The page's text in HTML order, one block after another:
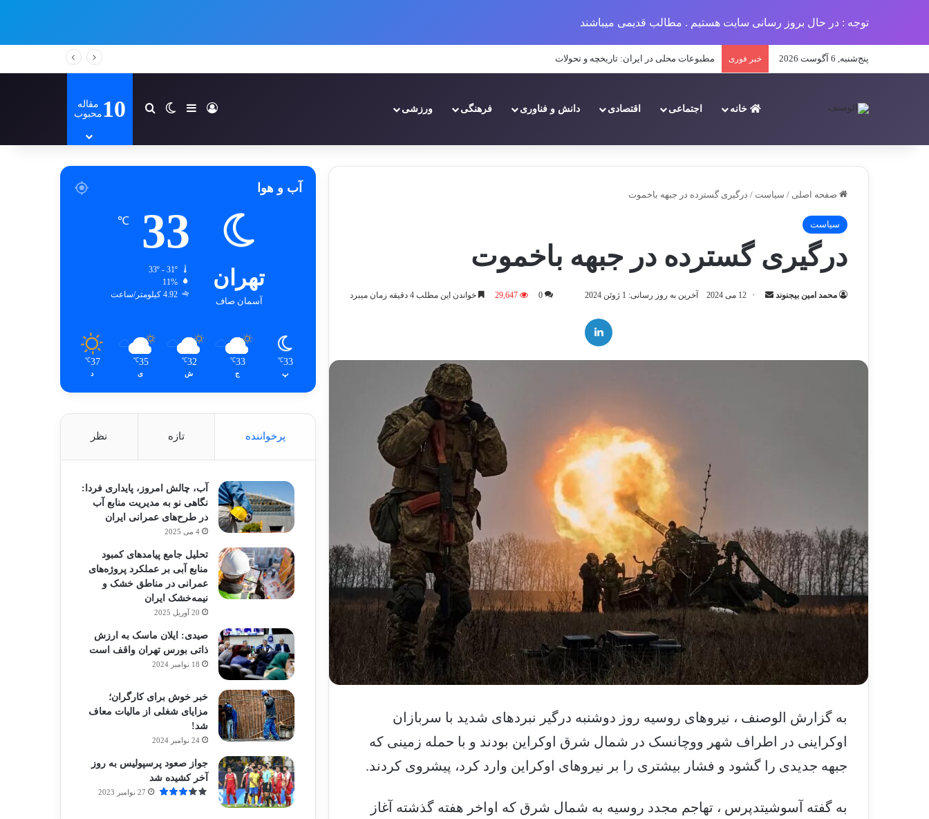
توجه : در حال بروز رسانی سایت هستیم . مطالب قدیمی میباشند
پنج‌شنبه, 6 آگوست 2026 خبر فوری مطبوعات محلی در ایران: تاریخچه و تحولات
خانه اجتماعی اقتصادی دانش و فناوری فرهنگی ورزشی ورودسایدبارتغییر پوسته
جستجو برای
10 مقاله
محبوب
صفحه اصلی / سیاست / درگیری‌ گسترده در جبهه باخموت
سیاست
درگیری‌ گسترده در جبهه باخموت
محمد امین بیجنوند
ارسال12 می 2024 آخرین به روز رسانی: 1 ژوئن 2024 0
29,647 خواندن این مطلب 4 دقیقه زمان میبرد
به گزارش الوصنف ، نیروهای روسیه روز دوشنبه درگیر نبردهای شدید با سربازان
اوکراینی در اطراف شهر ووچانسک در شمال شرق اوکراین بودند و با حمله زمینی که
جبهه جدیدی را گشود و فشار بیشتری را بر نیروهای اوکراین وارد کرد، پیشروی کردند.
به گفته آسوشیتدپرس ، تهاجم مجدد روسیه به شمال شرق که اواخر هفته گذشته آغاز
آب و هوا
تهران
آسمان صاف
33
℃
11%
4.92 کیلومتر/ساعت
33
℃
پ
33
℃
ج
32
℃
ش
35
℃
ی
37
℃
د
پرخواننده تازه نظر
آب، چالش امروز، پایداری فردا:
نگاهی نو به مدیریت منابع آب
در طرح‌های عمرانی ایران
4 می 2025
تحلیل جامع پیامدهای کمبود
منابع آبی بر عملکرد پروژه‌های
عمرانی در مناطق خشک و
نیمه‌خشک ایران
20 آوریل 2025
صیدی: ایلان ماسک به ارزش
ذاتی بورس تهران واقف است
18 نوامبر 2024
خبر خوش برای کارگران؛
مزایای شغلی از مالیات معاف
شد!
24 نوامبر 2024
جواز صعود پرسپولیس به روز
آخر کشیده شد
27 نوامبر 2023